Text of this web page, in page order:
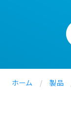
ホーム / 製品